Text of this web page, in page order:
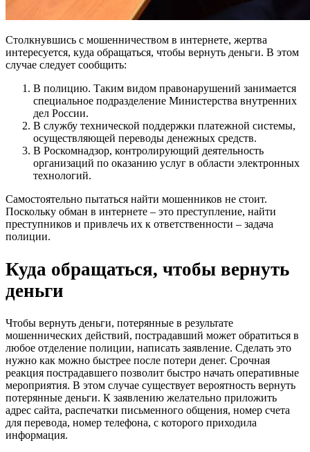
Столкнувшись с мошенничеством в интернете, жертва
интересуется, куда обращаться, чтобы вернуть деньги. В этом
случае следует сообщить:
В полицию. Таким видом правонарушений занимается
специальное подразделение Министерства внутренних
дел России.
В службу технической поддержки платежной системы,
осуществляющей переводы денежных средств.
В Роскомнадзор, контролирующий деятельность
организаций по оказанию услуг в области электронных
технологий.
Самостоятельно пытаться найти мошенников не стоит.
Поскольку обман в интернете – это преступление, найти
преступников и привлечь их к ответственности – задача
полиции.
Куда обращаться, чтобы вернуть
деньги
Чтобы вернуть деньги, потерянные в результате
мошеннических действий, пострадавший может обратиться в
любое отделение полиции, написать заявление. Сделать это
нужно как можно быстрее после потери денег. Срочная
реакция пострадавшего позволит быстро начать оперативные
мероприятия. В этом случае существует вероятность вернуть
потерянные деньги. К заявлению желательно приложить
адрес сайта, распечатки письменного общения, номер счета
для перевода, номер телефона, с которого приходила
информация.